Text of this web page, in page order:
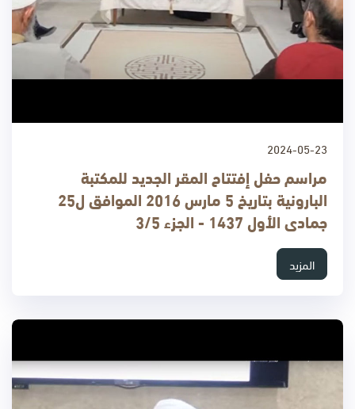
2024-05-23
مراسم حفل إفتتاح المقر الجديد للمكتبة
البارونية بتاريخ 5 مارس 2016 الموافق ل25
جمادى الأول 1437 - الجزء 3/5
المزيد